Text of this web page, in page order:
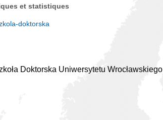
et statistiques
doktorska
Doktorska Uniwersytetu Wrocławskiego